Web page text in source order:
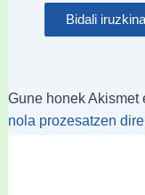
Gune honek Akismet
nola prozesatzen